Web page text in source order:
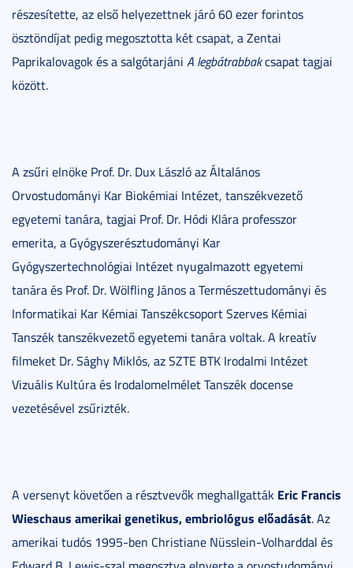
részesítette, az első helyezettnek járó 60 ezer forintos
ösztöndíjat pedig megosztotta két csapat, a Zentai
Paprikalovagok és a salgótarjáni A legbátrabbakcsapat tagjai
között.
A zsűri elnöke Prof. Dr. Dux László az Általános
Orvostudományi Kar Biokémiai Intézet, tanszékvezető
egyetemi tanára, tagjai Prof. Dr. Hódi Klára professzor
emerita, a Gyógyszerésztudományi Kar
Gyógyszertechnológiai Intézet nyugalmazott egyetemi
tanára és Prof. Dr. Wölfling János a Természettudományi és
Informatikai Kar Kémiai Tanszékcsoport Szerves Kémiai
Tanszék tanszékvezető egyetemi tanára voltak. A kreatív
filmeket Dr. Sághy Miklós, az SZTE BTK Irodalmi Intézet
Vizuális Kultúra és Irodalomelmélet Tanszék docense
vezetésével zsűrizték.
A versenyt követően a résztvevők meghallgatták Eric Francis
Wieschaus amerikai genetikus, embriológus előadását. Az
amerikai tudós 1995-ben Christiane Nüsslein-Volharddal és